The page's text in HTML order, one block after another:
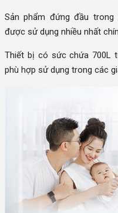
Sản phẩm đứng đầu
được sử dụng nhiều nhất
Thiết bị có sức chứa 700L
phù hợp sử dụng trong các